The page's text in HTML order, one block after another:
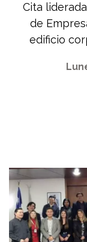
Cita
de
edificio